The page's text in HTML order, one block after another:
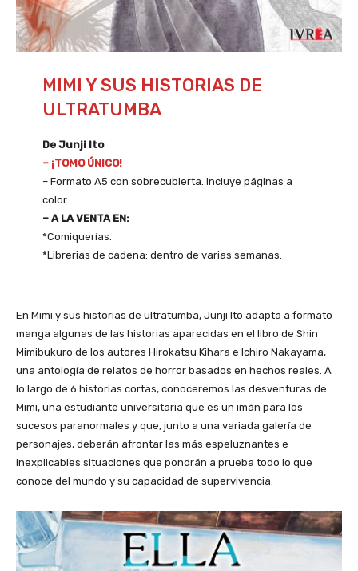
MIMI Y SUS HISTORIAS DE
ULTRATUMBA
De Junji Ito
– ¡TOMO ÚNICO!
– Formato A5 con sobrecubierta. Incluye páginas a
color.
– A LA VENTA EN:
*Comiquerías.
*Librerias de cadena: dentro de varias semanas.
En Mimi y sus historias de ultratumba, Junji Ito adapta a formato
manga algunas de las historias aparecidas en el libro de Shin
Mimibukuro de los autores Hirokatsu Kihara e Ichiro Nakayama,
una antología de relatos de horror basados en hechos reales. A
lo largo de 6 historias cortas, conoceremos las desventuras de
Mimi, una estudiante universitaria que es un imán para los
sucesos paranormales y que, junto a una variada galería de
personajes, deberán afrontar las más espeluznantes e
inexplicables situaciones que pondrán a prueba todo lo que
conoce del mundo y su capacidad de supervivencia.